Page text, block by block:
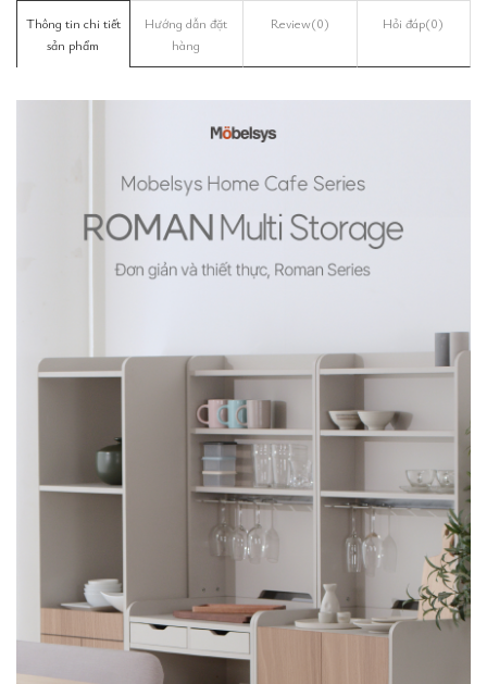
Thông tin chi tiết
sản phẩm
Hướng dẫn đặt
hàng
Review(0) Hỏi đáp(0)